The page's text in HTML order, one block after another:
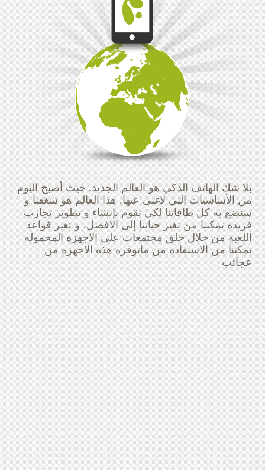
بلا شك الهاتف الذكي هو العالم الجديد. حيث أصبح اليوم
من ‫الأساسيات‬ التي لاغنى عنها. هذا العالم هو شغفنا و
سنضع به كل طاقاتنا لكي نقوم بإنشاء و تطوير تجارب
فريده تمكننا من تغير حياتنا إلى الافضل، ‪ و تغير قواعد
اللعبه من خلال خلق مجتمعات على الاجهزه المحموله
تمكننا من الاستفاده من ماتوفره هذه الاجهزه من
عجائب ‬